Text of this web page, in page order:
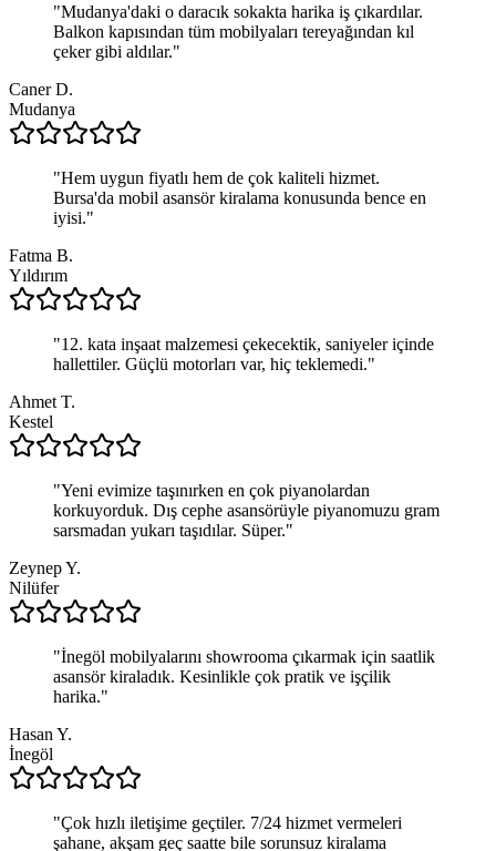
"Mudanya'daki o daracık sokakta harika iş çıkardılar.
Balkon kapısından tüm mobilyaları tereyağından kıl
çeker gibi aldılar."
Caner D.
Mudanya
"Hem uygun fiyatlı hem de çok kaliteli hizmet.
Bursa'da mobil asansör kiralama konusunda bence en
iyisi."
Fatma B.
Yıldırım
"12. kata inşaat malzemesi çekecektik, saniyeler içinde
hallettiler. Güçlü motorları var, hiç teklemedi."
Ahmet T.
Kestel
"Yeni evimize taşınırken en çok piyanolardan
korkuyorduk. Dış cephe asansörüyle piyanomuzu gram
sarsmadan yukarı taşıdılar. Süper."
Zeynep Y.
Nilüfer
"İnegöl mobilyalarını showrooma çıkarmak için saatlik
asansör kiraladık. Kesinlikle çok pratik ve işçilik
harika."
Hasan Y.
İnegöl
"Çok hızlı iletişime geçtiler. 7/24 hizmet vermeleri
şahane, akşam geç saatte bile sorunsuz kiralama